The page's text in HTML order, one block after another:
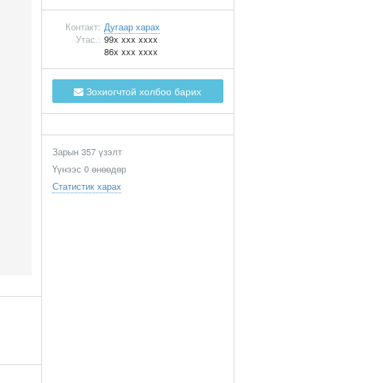
Контакт: Дугаар харах
Утас.: 99x xxx xxxx
86x xxx xxxx
Зохиогчтой холбоо барих
Зарын 357 үзэлт
Үүнээс 0 өнөөдөр
Статистик харах